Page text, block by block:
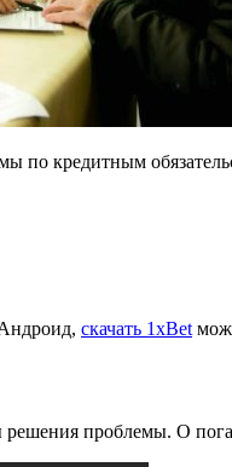
по кредитным
скачать 1xBet
проблемы. О